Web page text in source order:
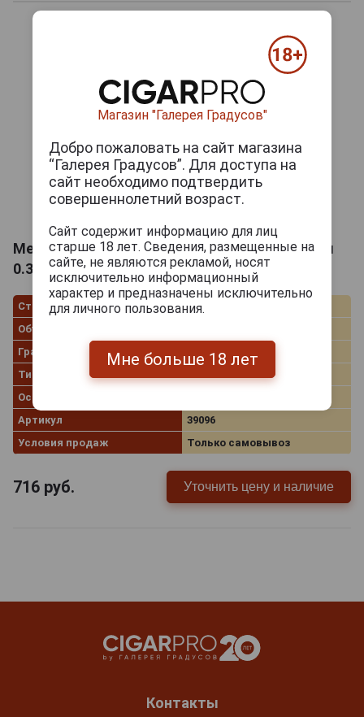
Merrys Irish Cream Ликёр Мэррис Айриш Крим
0.35л
Страна производства
Ирландия
Объём
Градус
17.0%
Тип
Основа ликера
Артикул
39096
Условия продаж
Только самовывоз
716 руб. Уточнить цену и наличие
Контакты
Магазин "Галерея Градусов"
Добро пожаловать на сайт магазина
“Галерея Градусов”. Для доступа на
сайт необходимо подтвердить
совершеннолетний возраст.
Сайт содержит информацию для лиц
старше 18 лет. Сведения, размещенные на
сайте, не являются рекламой, носят
исключительно информационный
характер и предназначены исключительно
для личного пользования.
Мне больше 18 лет